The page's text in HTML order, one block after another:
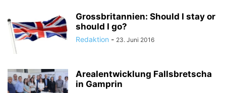
Grossbritannien: Should I stay or
should I go?
Redaktion - 23. Juni 2016
Arealentwicklung Fallsbretscha
in Gamprin